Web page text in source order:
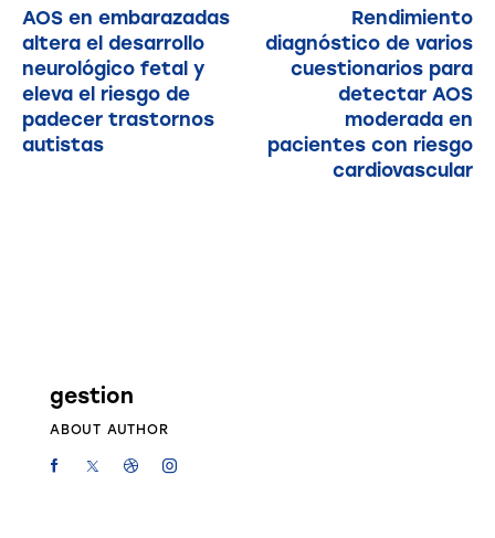
AOS en embarazadas
altera el desarrollo
neurológico fetal y
eleva el riesgo de
padecer trastornos
autistas
Rendimiento
diagnóstico de varios
cuestionarios para
detectar AOS
moderada en
pacientes con riesgo
cardiovascular
gestion
ABOUT AUTHOR